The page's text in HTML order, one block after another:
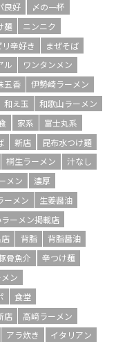
良好
〆の一杯
麺
ニンニク
リ辛好き
まぜそば
ル
ワンタンメン
五香
伊勢崎ラーメン
和え玉
和歌山ラーメン
家系
富士丸系
新店
昆布水つけ麺
桐生ラーメン
汁なし
メン
濃厚
ーメン
生姜醤油
ーメン掲載店
背脂
背脂醤油
骨魚介
辛つけ麺
ン
食堂
店
高﨑ラーメン
アラ炊き
イタリアン